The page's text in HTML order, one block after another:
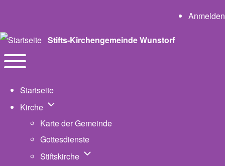
User
Anmelden
Stifts-Kirchengemeinde Wunstorf
Navigation
Startseite
Kirche Unternavigation von Kirche
Karte der Gemeinde
Gottesdienste
Stiftskirche Unternavigation von Stiftskirche